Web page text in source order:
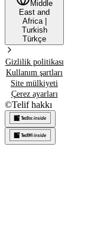
Middle
East and
Africa|
Turkish
Türkçe
Gizlilik politikası
Kullanım şartları
Site mülkiyeti
Çerez ayarları
©Telif hakkı